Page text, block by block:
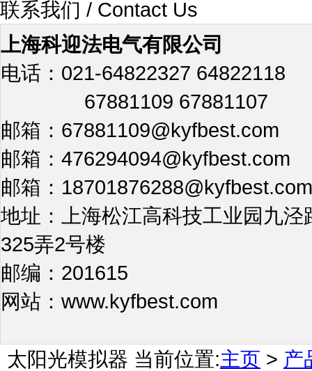
联系我们 / Contact Us
上海科迎法电气有限公司
电话：021-64822327 64822118
67881109 67881107
邮箱：67881109@kyfbest.com
邮箱：476294094@kyfbest.com
邮箱：18701876288@kyfbest.com
地址：上海松江高科技工业园九泾
325弄2号楼
邮编：201615
网站：www.kyfbest.com
太阳光模拟器 当前位置:主页 > 产